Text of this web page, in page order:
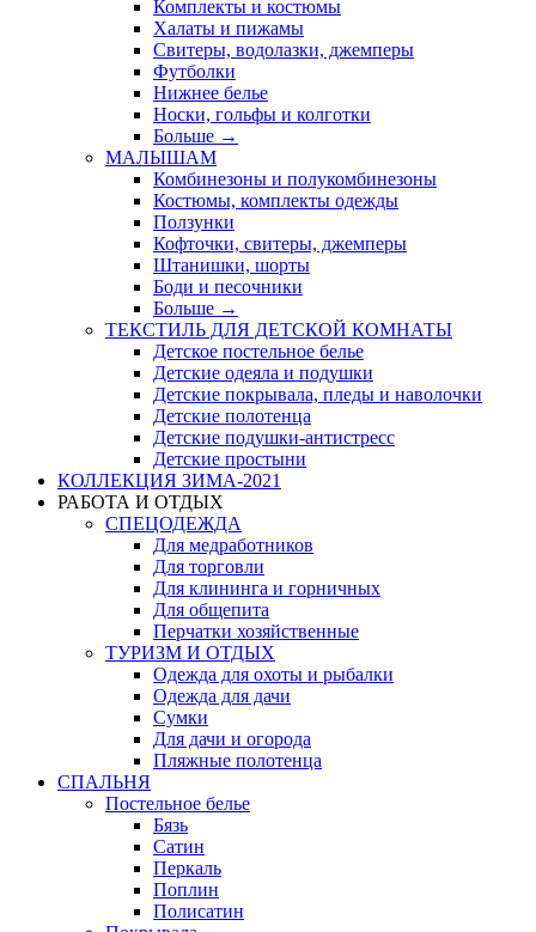
Комплекты и костюмы
Халаты и пижамы
Свитеры, водолазки, джемперы
Футболки
Нижнее белье
Носки, гольфы и колготки
Больше →
МАЛЫШАМ
Комбинезоны и полукомбинезоны
Костюмы, комплекты одежды
Ползунки
Кофточки, свитеры, джемперы
Штанишки, шорты
Боди и песочники
Больше →
ТЕКСТИЛЬ ДЛЯ ДЕТСКОЙ КОМНАТЫ
Детское постельное белье
Детские одеяла и подушки
Детские покрывала, пледы и наволочки
Детские полотенца
Детские подушки-антистресс
Детские простыни
КОЛЛЕКЦИЯ ЗИМА-2021
РАБОТА И ОТДЫХ
СПЕЦОДЕЖДА
Для медработников
Для торговли
Для клининга и горничных
Для общепита
Перчатки хозяйственные
ТУРИЗМ И ОТДЫХ
Одежда для охоты и рыбалки
Одежда для дачи
Сумки
Для дачи и огорода
Пляжные полотенца
СПАЛЬНЯ
Постельное белье
Бязь
Сатин
Перкаль
Поплин
Полисатин